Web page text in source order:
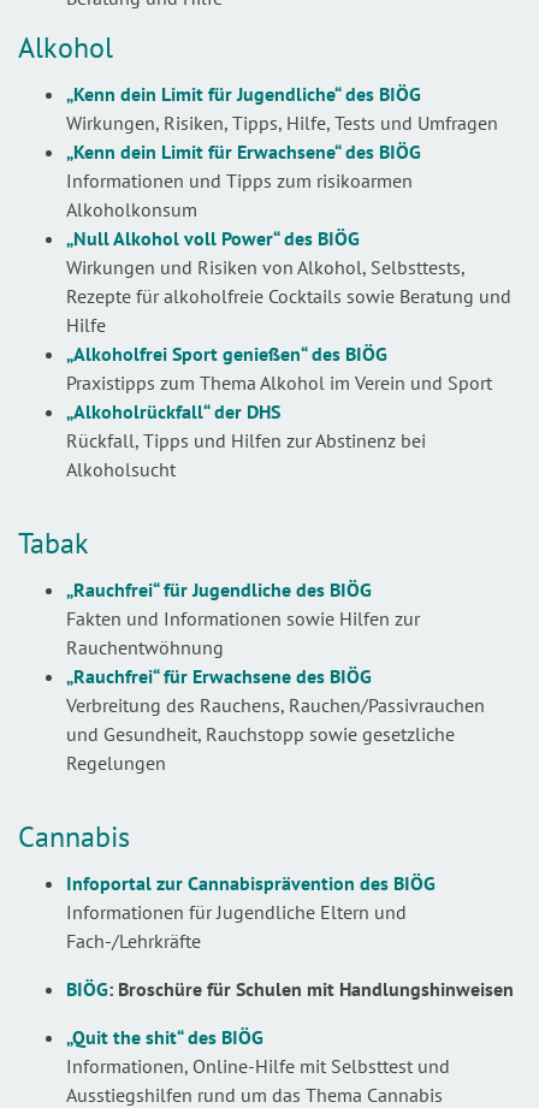
Alkohol
„Kenn dein Limit für Jugendliche“des BIÖG
Wirkungen, Risiken, Tipps, Hilfe, Tests und Umfragen
„Kenn dein Limit für Erwachsene“des BIÖG
Informationen und Tipps zum risikoarmen
Alkoholkonsum
„Null Alkohol voll Power“des BIÖG
Wirkungen und Risiken von Alkohol, Selbsttests,
Rezepte für alkoholfreie Cocktails sowie Beratung und
Hilfe
„Alkoholfrei Sport genießen“des BIÖG
Praxistipps zum Thema Alkohol im Verein und Sport
„Alkoholrückfall“ der DHS
Rückfall, Tipps und Hilfen zur Abstinenz bei
Alkoholsucht
Tabak
„Rauchfrei“ für Jugendliche des BIÖG
Fakten und Informationen sowie Hilfen zur
Rauchentwöhnung
„Rauchfrei“ für Erwachsene des BIÖG
Verbreitung des Rauchens, Rauchen/Passivrauchen
und Gesundheit, Rauchstopp sowie gesetzliche
Regelungen
Cannabis
Infoportal zur Cannabisprävention des BIÖG
Informationen für Jugendliche Eltern und
Fach-/Lehrkräfte
BIÖG: Broschüre für Schulen mit Handlungshinweisen
„Quit the shit“des BIÖG
Informationen, Online-Hilfe mit Selbsttest und
Ausstiegshilfen rund um das Thema Cannabis